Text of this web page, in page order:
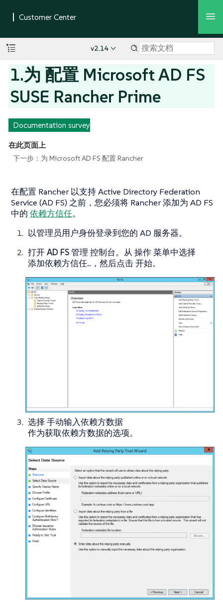
v2.14
1.为 配置 Microsoft AD FS
SUSE Rancher Prime
Documentation survey
在此页面上
下一步：为 Microsoft AD FS 配置 Rancher
在配置 Rancher 以支持 Active Directory Federation
Service (AD FS) 之前，您必须将 Rancher 添加为 AD FS
中的 依赖方信任。
以管理员用户身份登录到您的 AD 服务器。
打开AD FS 管理 控制台。从 操作菜单中选择
添加依赖方信任.. ，然后点击开始。
选择 手动输入依赖方数据
作为获取依赖方数据的选项。